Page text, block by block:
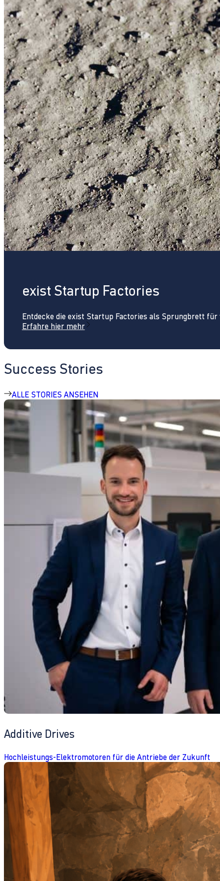
exist Startup Factories
Entdecke die exist Startup Factories als Sprungbrett
Erfahre hier mehr
Success Stories
ALLE STORIES ANSEHEN
Additive Drives
Hochleistungs-Elektromotoren für die Antriebe der Zukunft